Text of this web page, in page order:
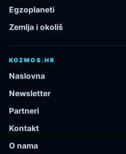
Egzoplaneti
Zemlja i okoliš
KOZMOS.HR
Naslovna
Newsletter
Partneri
Kontakt
O nama